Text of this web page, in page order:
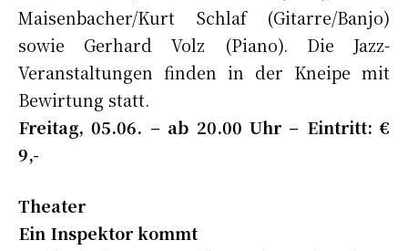
Maisenbacher/Kurt Schlaf (Gitarre/Banjo)
sowie Gerhard Volz (Piano). Die Jazz-
Veranstaltungen finden in der Kneipe mit
Bewirtung statt.
Freitag, 05.06. – ab 20.00 Uhr – Eintritt: €
9,-
Theater
Ein Inspektor kommt